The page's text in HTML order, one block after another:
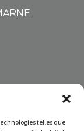
telles que